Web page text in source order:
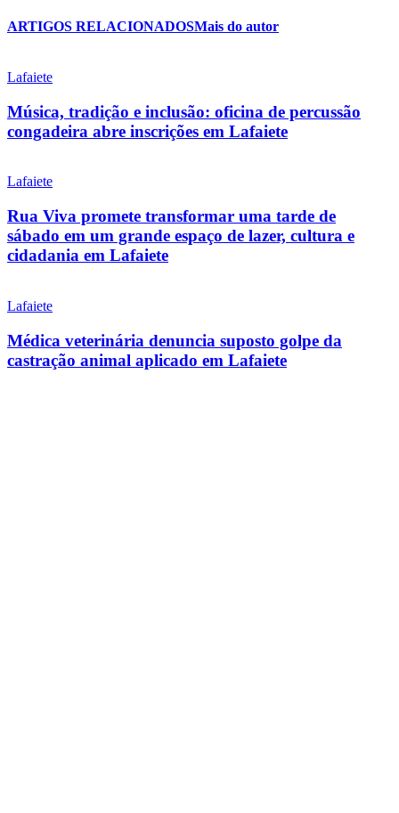
ARTIGOS RELACIONADOSMais do autor
Lafaiete
Música, tradição e inclusão: oficina de percussão
congadeira abre inscrições em Lafaiete
Lafaiete
Rua Viva promete transformar uma tarde de
sábado em um grande espaço de lazer, cultura e
cidadania em Lafaiete
Lafaiete
Médica veterinária denuncia suposto golpe da
castração animal aplicado em Lafaiete